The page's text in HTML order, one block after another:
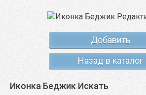
Добавить
Назад в каталог
Иконка Беджик Искать